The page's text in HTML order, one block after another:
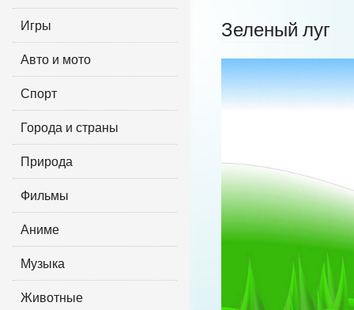
Игры
Авто и мото
Спорт
Города и страны
Природа
Фильмы
Аниме
Музыка
Животные
Зеленый луг